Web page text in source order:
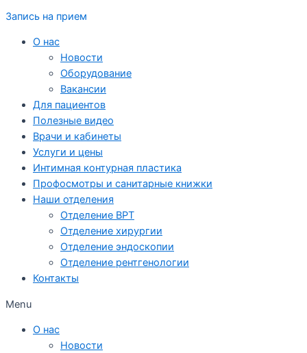
Запись на прием
О нас
Новости
Оборудование
Вакансии
Для пациентов
Полезные видео
Врачи и кабинеты
Услуги и цены
Интимная контурная пластика
Профосмотры и санитарные книжки
Наши отделения
Отделение ВРТ
Отделение хирургии
Отделение эндоскопии
Отделение рентгенологии
Контакты
Menu
О нас
Новости